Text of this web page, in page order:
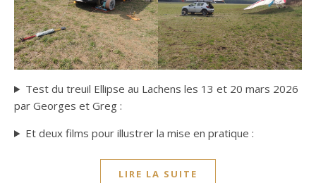
Test du treuil Ellipse au Lachens les 13 et 20 mars 2026
par Georges et Greg :
Et deux films pour illustrer la mise en pratique :
LIRE LA SUITE